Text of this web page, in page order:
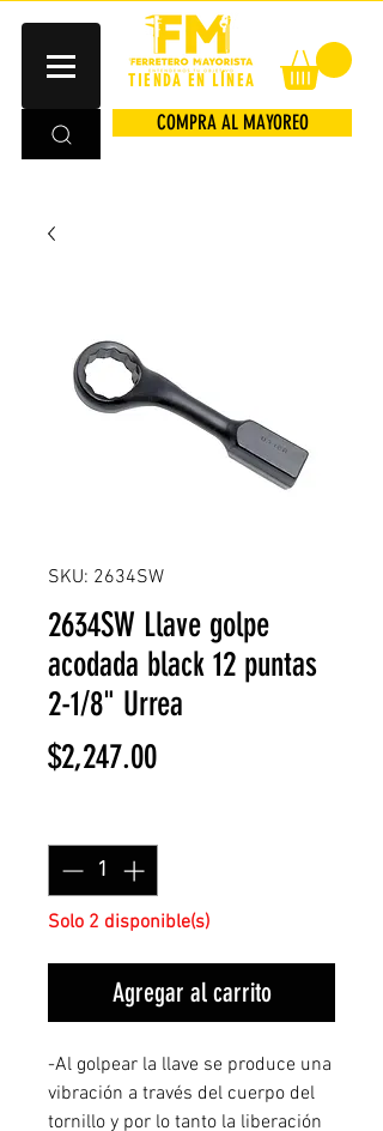
TIENDA EN LÍNEA
COMPRA AL MAYOREO
SKU: 2634SW
2634SW Llave golpe
acodada black 12 puntas
2-1/8" Urrea
$2,247.00Precio
Solo 2 disponible(s)
Agregar al carrito
-Al golpear la llave se produce una
vibración a través del cuerpo del
tornillo y por lo tanto la liberación